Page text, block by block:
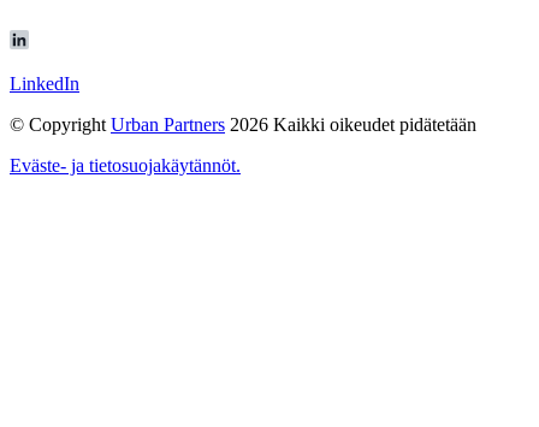
LinkedIn
© Copyright Urban Partners 2026 Kaikki oikeudet pidätetään
Eväste- ja tietosuojakäytännöt.